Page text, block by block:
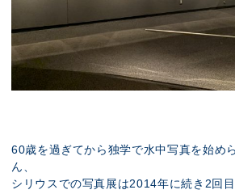
60歳を過ぎてから独学で水中写真を始め
ん、
シリウスでの写真展は2014年に続き2回目